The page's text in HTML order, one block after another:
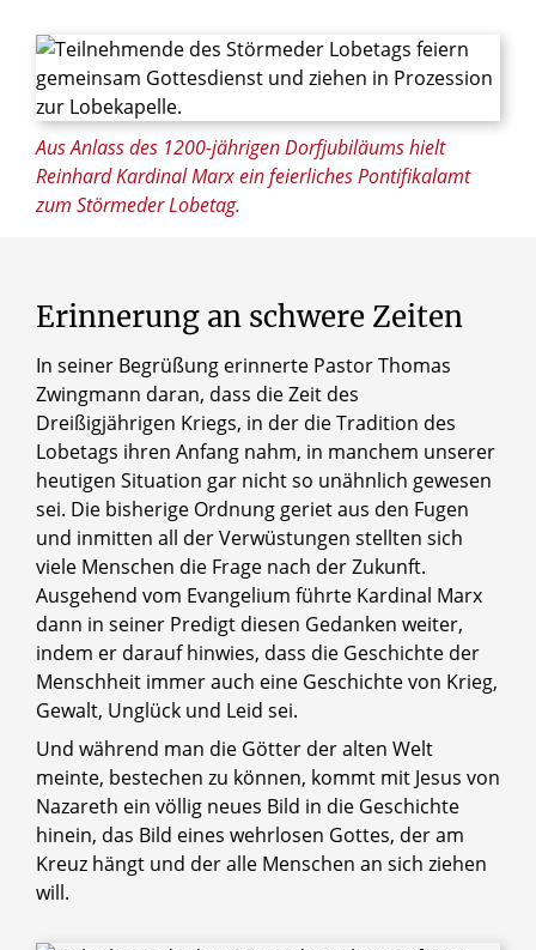
Aus Anlass des 1200-jährigen Dorfjubiläums hielt
Reinhard Kardinal Marx ein feierliches Pontifikalamt
zum Störmeder Lobetag.
Erinnerung an schwere Zeiten
In seiner Begrüßung erinnerte Pastor Thomas
Zwingmann daran, dass die Zeit des
Dreißigjährigen Kriegs, in der die Tradition des
Lobetags ihren Anfang nahm, in manchem unserer
heutigen Situation gar nicht so unähnlich gewesen
sei. Die bisherige Ordnung geriet aus den Fugen
und inmitten all der Verwüstungen stellten sich
viele Menschen die Frage nach der Zukunft.
Ausgehend vom Evangelium führte Kardinal Marx
dann in seiner Predigt diesen Gedanken weiter,
indem er darauf hinwies, dass die Geschichte der
Menschheit immer auch eine Geschichte von Krieg,
Gewalt, Unglück und Leid sei.
Und während man die Götter der alten Welt
meinte, bestechen zu können, kommt mit Jesus von
Nazareth ein völlig neues Bild in die Geschichte
hinein, das Bild eines wehrlosen Gottes, der am
Kreuz hängt und der alle Menschen an sich ziehen
will.